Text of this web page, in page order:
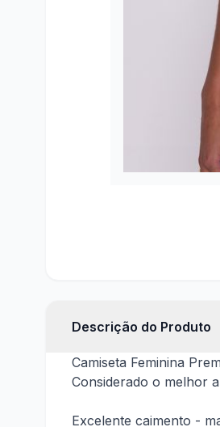
Descrição do Produto
Camiseta Feminina
Considerado o melhor
Excelente caimento -